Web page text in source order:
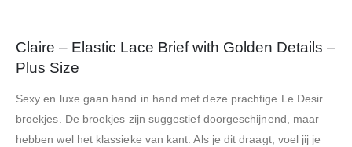
Claire – Elastic Lace Brief with Golden Details –
Plus Size
Sexy en luxe gaan hand in hand met deze prachtige Le Desir
broekjes. De broekjes zijn suggestief doorgeschijnend, maar
hebben wel het klassieke van kant. Als je dit draagt, voel jij je